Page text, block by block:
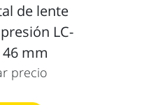
de lente
LC-
mm
precio